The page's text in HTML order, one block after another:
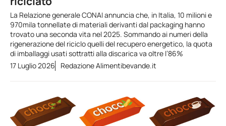
La Relazione generale CONAI annuncia che, in Italia, 10 milioni e
970mila tonnellate di materiali derivanti dal packaging hanno
trovato una seconda vita nel 2025. Sommando ai numeri della
rigenerazione del riciclo quelli del recupero energetico, la quota
di imballaggi usati sottratti alla discarica va oltre l’86%
17 Luglio 2026
Redazione Alimentibevande.it